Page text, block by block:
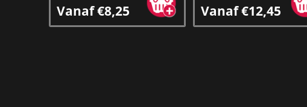
Vanaf €8,25 Vanaf €12,45